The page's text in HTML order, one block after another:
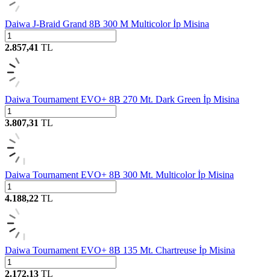
Daiwa J-Braid Grand 8B 300 M Multicolor İp Misina
2.857,41 TL
Daiwa Tournament EVO+ 8B 270 Mt. Dark Green İp Misina
3.807,31 TL
Daiwa Tournament EVO+ 8B 300 Mt. Multicolor İp Misina
4.188,22 TL
Daiwa Tournament EVO+ 8B 135 Mt. Chartreuse İp Misina
2.172,13 TL